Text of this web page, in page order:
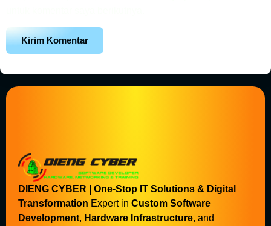
DIENG CYBER | One-Stop IT Solutions & Digital
Transformation Expert in Custom Software
Development, Hardware Infrastructure, and